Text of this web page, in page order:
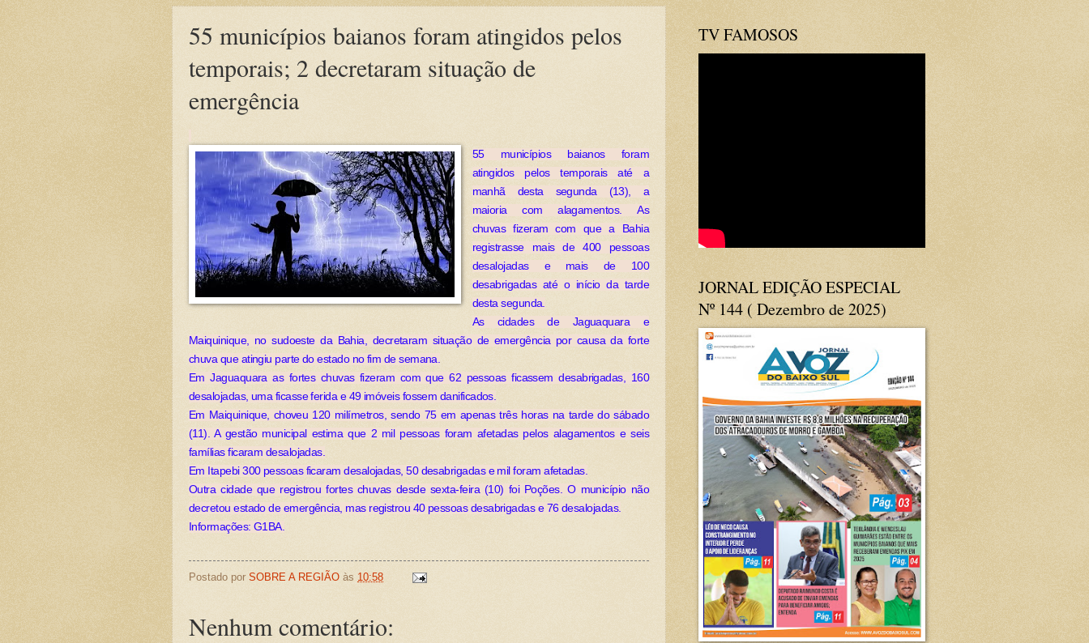
55 municípios baianos foram atingidos pelos
temporais; 2 decretaram situação de
emergência
55 municípios baianos foram
atingidos pelos temporais até a
manhã desta segunda (13), a
maioria com alagamentos. As
chuvas fizeram com que a Bahia
registrasse mais de 400 pessoas
desalojadas e mais de 100
desabrigadas até o início da tarde
desta segunda.
As cidades de Jaguaquara e
Maiquinique, no sudoeste da Bahia, decretaram situação de emergência por causa da forte
chuva que atingiu parte do estado no fim de semana.
Em Jaguaquara as fortes chuvas fizeram com que 62 pessoas ficassem desabrigadas, 160
desalojadas, uma ficasse ferida e 49 imóveis fossem danificados.
Em Maiquinique, choveu 120 milímetros, sendo 75 em apenas três horas na tarde do sábado
(11). A gestão municipal estima que 2 mil pessoas foram afetadas pelos alagamentos e seis
famílias ficaram desalojadas.
Em Itapebi 300 pessoas ficaram desalojadas, 50 desabrigadas e mil foram afetadas.
Outra cidade que registrou fortes chuvas desde sexta-feira (10) foi Poções. O município não
decretou estado de emergência, mas registrou 40 pessoas desabrigadas e 76 desalojadas.
Informações: G1BA.
Postado por SOBRE A REGIÃO às 10:58
Nenhum comentário:
TV FAMOSOS
JORNAL EDIÇÃO ESPECIAL
Nº 144 ( Dezembro de 2025)